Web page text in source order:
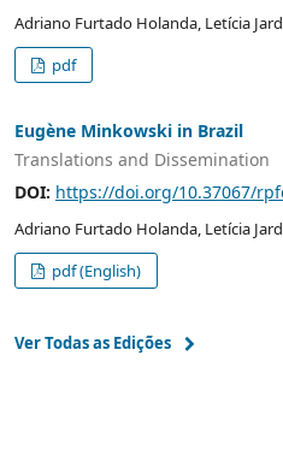
Adriano Furtado Holanda, Letícia
pdf
Eugène Minkowski in Brazil
Translations and Dissemination
DOI: https://doi.org/10.37067/
Adriano Furtado Holanda, Letícia
pdf (English)
Ver Todas as Edições